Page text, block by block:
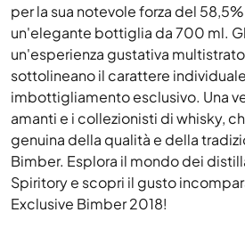
per la sua notevole forza del
un'elegante bottiglia da 700 ml.
un'esperienza gustativa
sottolineano il carattere
imbottigliamento esclusivo. Una
amanti e i collezionisti di whisky,
genuina della qualità e della
Bimber. Esplora il mondo dei
Spiritory e scopri il gusto
Exclusive Bimber 2018!